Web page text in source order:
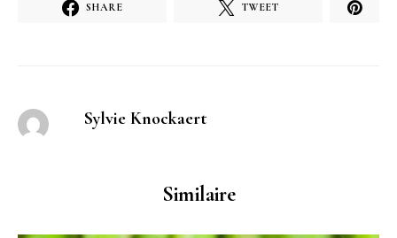
SHARE TWEET
Sylvie Knockaert
Similaire